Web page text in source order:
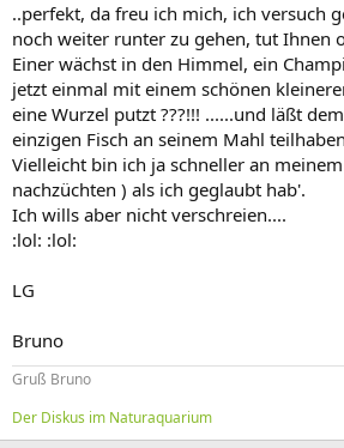
..perfekt, da freu ich mich, ich versuch
noch weiter runter zu gehen, tut Ihnen
Einer wächst in den Himmel, ein
jetzt einmal mit einem schönen
eine Wurzel putzt ???!!! ......und läßt
einzigen Fisch an seinem Mahl
Vielleicht bin ich ja schneller an
nachzüchten ) als ich geglaubt hab'.
Ich wills aber nicht verschreien....
:lol: :lol:
LG
Bruno
Gruß Bruno
Der Diskus im Naturaquarium